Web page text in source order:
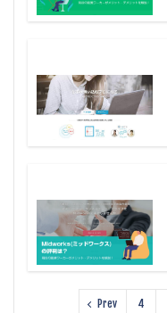
Prev 4